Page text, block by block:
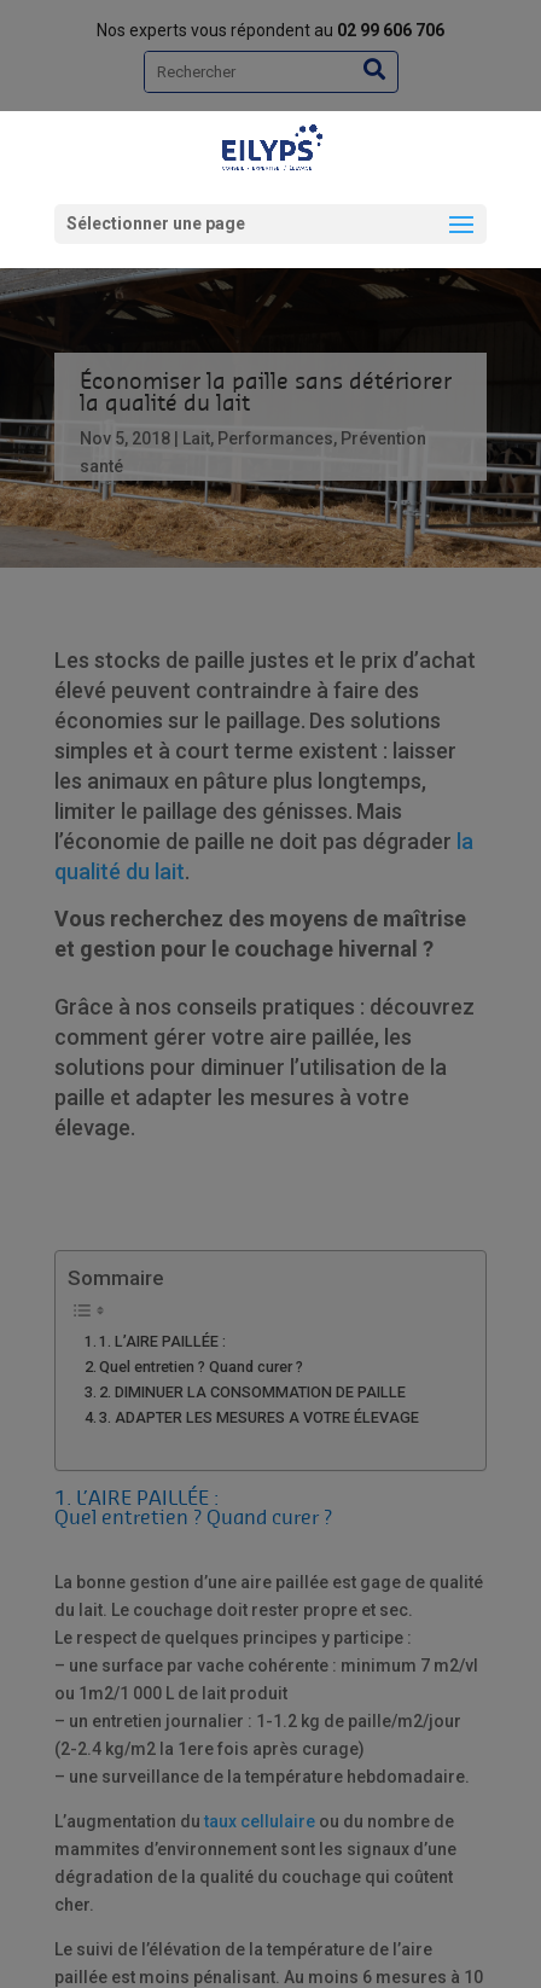
Nos experts vous répondent au 02 99 606 706
Rechercher
Sélectionner une page
Économiser la paille sans détériorer
la qualité du lait
Nov 5, 2018 Lait, Performances, Prévention
santé
Les stocks de paille justes et le prix d’achat
élevé peuvent contraindre à faire des
économies sur le paillage. Des solutions
simples et à court terme existent : laisser
les animaux en pâture plus longtemps,
limiter le paillage des génisses. Mais
l’économie de paille ne doit pas dégrader la
qualité du lait.
Vous recherchez des moyens de maîtrise
et gestion pour le couchage hivernal ?
Grâce à nos conseils pratiques : découvrez
comment gérer votre aire paillée, les
solutions pour diminuer l’utilisation de la
paille et adapter les mesures à votre
élevage.
Sommaire
1. L’AIRE PAILLÉE :
Quel entretien ? Quand curer ?
2. DIMINUER LA CONSOMMATION DE PAILLE
3. ADAPTER LES MESURES A VOTRE ÉLEVAGE
1. L’AIRE PAILLÉE :
Quel entretien ? Quand curer ?
La bonne gestion d’une aire paillée est gage de qualité
du lait. Le couchage doit rester propre et sec.
Le respect de quelques principes y participe :
– une surface par vache cohérente : minimum 7 m2/vl
ou 1m2/1 000 L de lait produit
– un entretien journalier : 1-1.2 kg de paille/m2/jour
(2-2.4 kg/m2 la 1ere fois après curage)
– une surveillance de la température hebdomadaire.
L’augmentation du taux cellulaireou du nombre de
mammites d’environnement sont les signaux d’une
dégradation de la qualité du couchage qui coûtent
cher.
Le suivi de l’élévation de la température de l’aire
paillée est moins pénalisant. Au moins 6 mesures à 10